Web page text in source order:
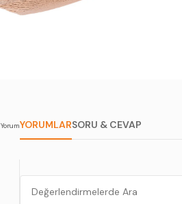
YorumYORUMLARSORU & CEVAP